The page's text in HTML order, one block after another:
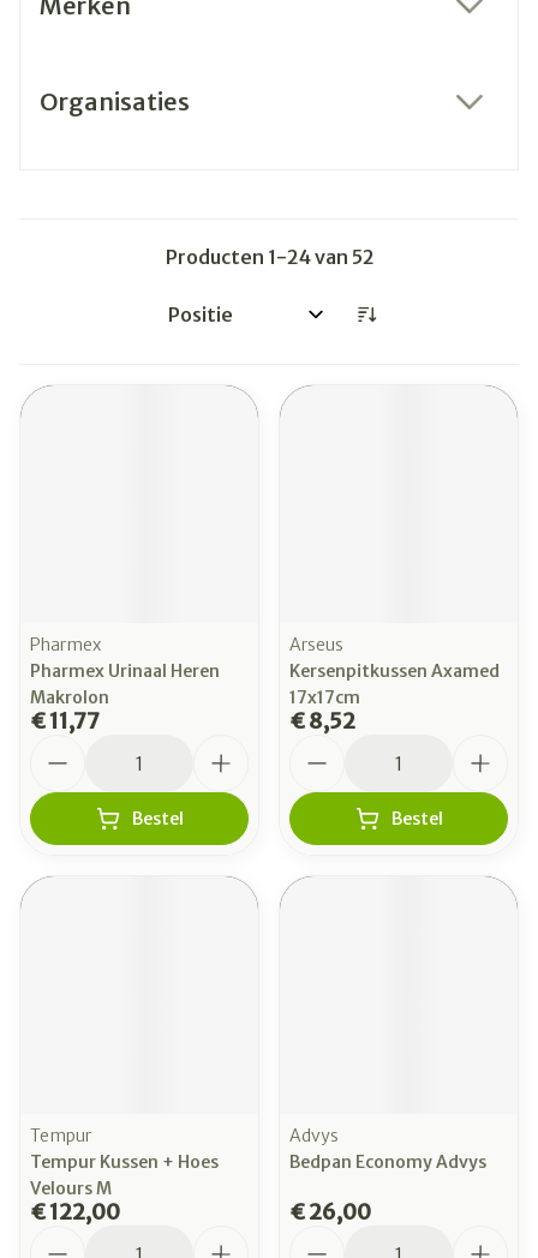
Organisaties
Producten 1-24van 52
Sorteer op:
Pharmex
Pharmex Urinaal Heren
Makrolon
€ 11,77
Bestel
Arseus
Kersenpitkussen Axamed
17x17cm
€ 8,52
Bestel
Tempur
Tempur Kussen + Hoes
Velours M
€ 122,00
Advys
Bedpan Economy Advys
€ 26,00